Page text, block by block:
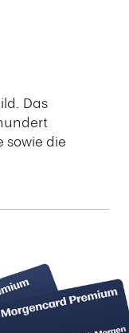
Das
sowie die